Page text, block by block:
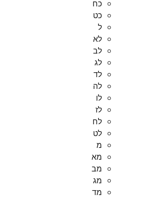
כח
כט
ל
לא
לב
לג
לד
לה
לו
לז
לח
לט
מ
מא
מב
מג
מד